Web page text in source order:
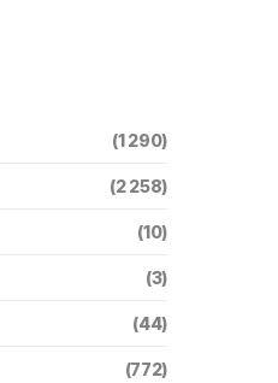
(1 290)
(2 258)
(10)
(3)
(44)
(772)